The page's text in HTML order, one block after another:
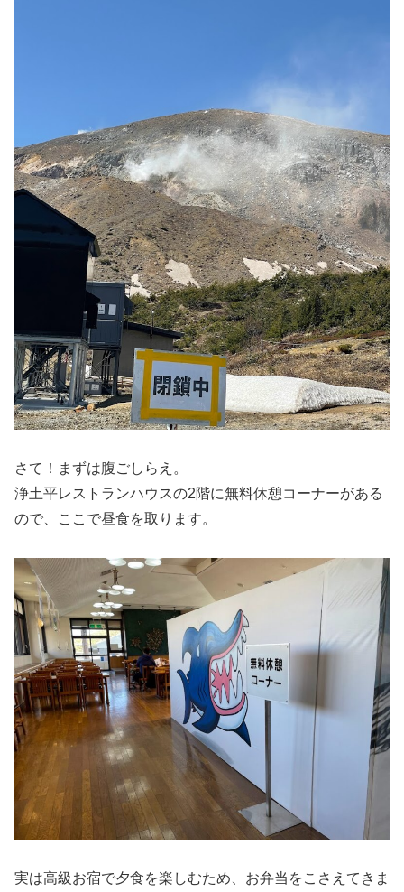
さて！まずは腹ごしらえ。
浄土平レストランハウスの2階に無料休憩コーナーがある
ので、ここで昼食を取ります。
実は高級お宿で夕食を楽しむため、お弁当をこさえてきま